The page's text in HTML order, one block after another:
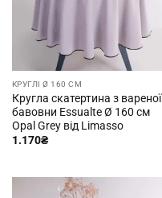
КРУГЛІ Ø 160 СМ
Кругла скатертина з вареної
бавовни Essualte Ø 160 см
Opal Grey від Limasso
1.170₴